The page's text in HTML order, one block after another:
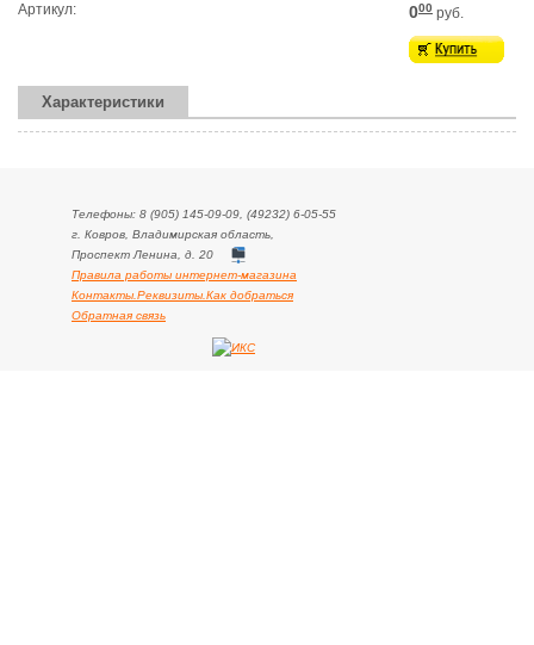
Артикул: 000 руб.
Характеристики
Телефоны: 8 (905) 145-09-09, (49232) 6-05-55
г. Ковров, Владимирская область,
Проспект Ленина, д. 20
Правила работы интернет-магазина
Контакты.Реквизиты.Как добраться
Обратная связь